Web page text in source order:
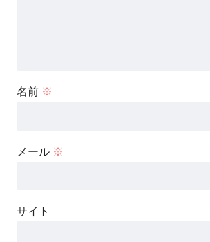
名前 ※
メール ※
サイト